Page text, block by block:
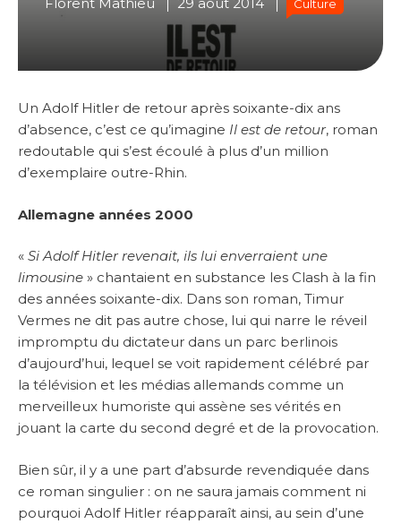
Florent Mathieu 29 août 2014 Culture
Un Adolf Hitler de retour après soixante-dix ans
d’absence, c’est ce qu’imagine Il est de retour, roman
redoutable qui s’est écoulé à plus d’un million
d’exemplaire outre-Rhin.
Allemagne années 2000
« Si Adolf Hitler revenait, ils lui enverraient une
limousine » chantaient en substance les Clash à la fin
des années soixante-dix. Dans son roman, Timur
Vermes ne dit pas autre chose, lui qui narre le réveil
impromptu du dictateur dans un parc berlinois
d’aujourd’hui, lequel se voit rapidement célébré par
la télévision et les médias allemands comme un
merveilleux humoriste qui assène ses vérités en
jouant la carte du second degré et de la provocation.
Bien sûr, il y a une part d’absurde revendiquée dans
ce roman singulier : on ne saura jamais comment ni
pourquoi Adolf Hitler réapparaît ainsi, au sein d’une